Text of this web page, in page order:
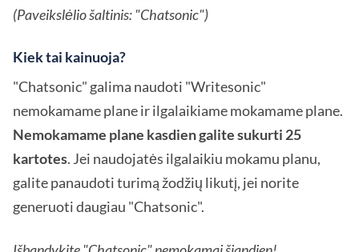
(Paveikslėlio šaltinis: "Chatsonic")
Kiek tai kainuoja?
"Chatsonic" galima naudoti "Writesonic"
nemokamame plane ir ilgalaikiame mokamame plane.
Nemokamame plane kasdien galite sukurti 25
kartotes. Jei naudojatės ilgalaikiu mokamu planu,
galite panaudoti turimą žodžių likutį, jei norite
generuoti daugiau "Chatsonic".